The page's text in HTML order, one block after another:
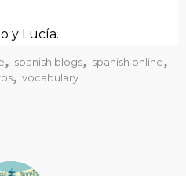
y Lucía.
, spanish blogs, spanish online,
, vocabulary